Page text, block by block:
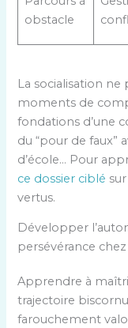
obstacle
La socialisation ne
moments de
fondations d’une
du “pour de faux”
d’école… Pour
ce dossier ciblé
vertus.
Développer
persévérance
Apprendre à
trajectoire
farouchement